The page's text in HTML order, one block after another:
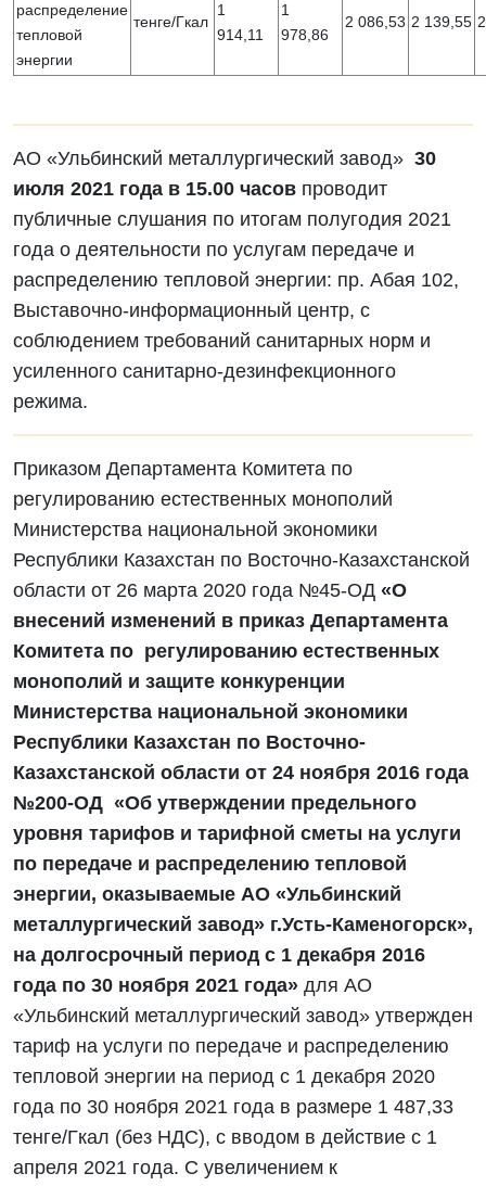
распределение
тепловой
энергии
тенге/Гкал
1
914,11
1
978,86
2 086,53 2 139,55
АО «Ульбинский металлургический завод» 30
июля 2021 года в 15.00 часов проводит
публичные слушания по итогам полугодия 2021
года о деятельности по услугам передаче и
распределению тепловой энергии: пр. Абая 102,
Выставочно-информационный центр, с
соблюдением требований санитарных норм и
усиленного санитарно-дезинфекционного
режима.
Приказом Департамента Комитета по
регулированию естественных монополий
Министерства национальной экономики
Республики Казахстан по Восточно-Казахстанской
области от 26 марта 2020 года №45-ОД «О
внесений изменений в приказ Департамента
Комитета по регулированию естественных
монополий и защите конкуренции
Министерства национальной экономики
Республики Казахстан по Восточно-
Казахстанской области от 24 ноября 2016 года
№200-ОД «Об утверждении предельного
уровня тарифов и тарифной сметы на услуги
по передаче и распределению тепловой
энергии, оказываемые АО «Ульбинский
металлургический завод» г.Усть-Каменогорск»,
на долгосрочный период с 1 декабря 2016
года по 30 ноября 2021 года» для АО
«Ульбинский металлургический завод» утвержден
тариф на услуги по передаче и распределению
тепловой энергии на период с 1 декабря 2020
года по 30 ноября 2021 года в размере 1 487,33
тенге/Гкал (без НДС), с вводом в действие с 1
апреля 2021 года. С увеличением к